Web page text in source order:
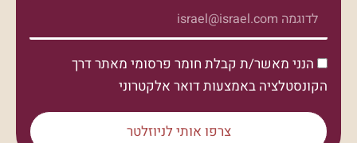
הנני מאשר/ת קבלת חומר פרסומי מאתר דרך
הקונסטלציה באמצעות דואר אלקטרוני
צרפו אותי לניוזלטר